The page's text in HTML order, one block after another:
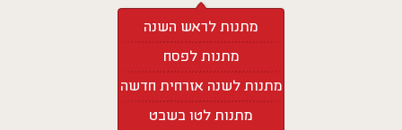
מתנות לראש השנה
מתנות לפסח
מתנות לשנה אזרחית חדשה
מתנות לטו בשבט